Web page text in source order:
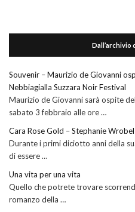
Dall’archivio
Souvenir – Maurizio de Giovanni
Nebbiagialla Suzzara Noir Festival
Maurizio de Giovanni sarà ospite
sabato 3 febbraio alle ore …
Cara Rose Gold – Stephanie Wrobel
Durante i primi diciotto anni della
di essere …
Una vita per una vita
Quello che potrete trovare
romanzo della …